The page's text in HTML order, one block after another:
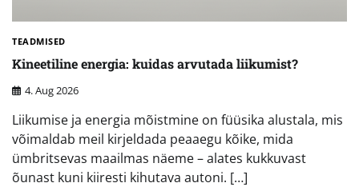
TEADMISED
Kineetiline energia: kuidas arvutada liikumist?
4. Aug 2026
Liikumise ja energia mõistmine on füüsika alustala, mis
võimaldab meil kirjeldada peaaegu kõike, mida
ümbritsevas maailmas näeme – alates kukkuvast
õunast kuni kiiresti kihutava autoni. […]